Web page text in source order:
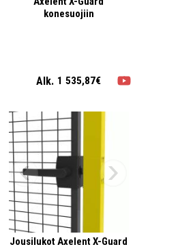
konesuojiin
Alk. 1 535,87€
Jousilukot Axelent X-Guard